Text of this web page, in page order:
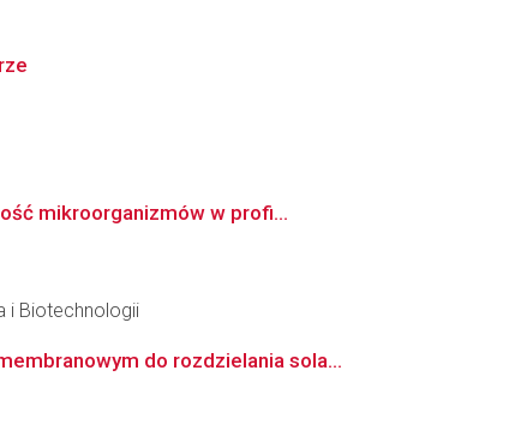
mikroorganizmów w profi...
i Biotechnologii
do rozdzielania sola...